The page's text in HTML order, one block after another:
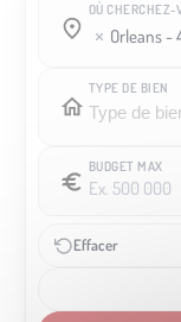
OÙ CHERCHEZ-
Oùorleans -
Où
TYPE DE BIEN
BUDGET MAX
Effacer